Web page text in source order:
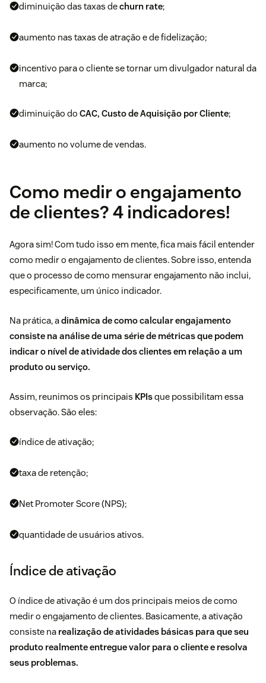
diminuição das taxas dechurn rate;
aumento nas taxas de atração e de fidelização;
incentivo para o cliente se tornar um divulgador natural da
marca;
diminuição do CAC, Custo de Aquisição por Cliente;
aumento no volume de vendas.
Como medir o engajamento
de clientes? 4 indicadores!
Agora sim! Com tudo isso em mente, fica mais fácil entender
como medir o engajamento de clientes. Sobre isso, entenda
que o processo de como mensurar engajamento não inclui,
especificamente, um único indicador.
Na prática, adinâmica de como calcular engajamento
consiste na análise de uma série de métricas que podem
indicar o nível de atividade dos clientes em relação a um
produto ou serviço.
Assim, reunimos os principais KPIsque possibilitam essa
observação. São eles:
índice de ativação;
taxa de retenção;
Net Promoter Score (NPS);
quantidade de usuários ativos.
Índice de ativação
O índice de ativação é um dos principais meios de como
medir o engajamento de clientes. Basicamente, a ativação
consiste na realização de atividades básicas para que seu
produto realmente entreguevalor para o clientee resolva
seus problemas.